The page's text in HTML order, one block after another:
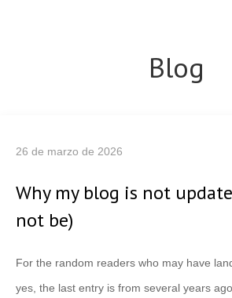
Blog
26 de marzo de 2026
Why my blog is not
not be)
For the random readers who may have
yes, the last entry is from several years